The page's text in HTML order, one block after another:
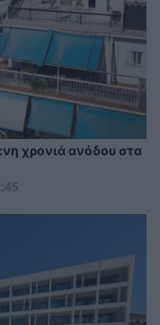
χρονιά ανόδου στα